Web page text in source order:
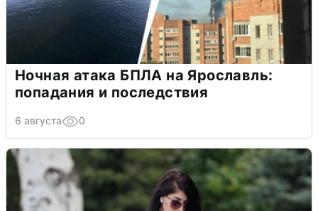
Ночная атака БПЛА на Ярославль:
попадания и последствия
6 августа 0